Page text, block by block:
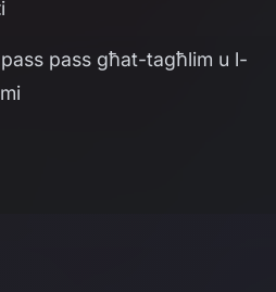
pass għat-tagħlim u l-